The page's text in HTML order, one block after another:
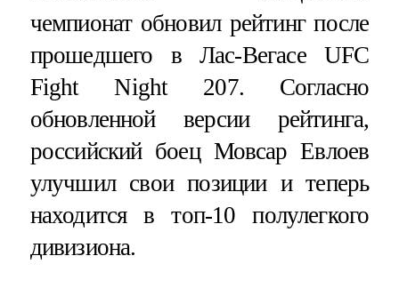
чемпионат обновил рейтинг после
прошедшего в Лас-Вегасе UFC
Fight Night 207. Согласно
обновленной версии рейтинга,
российский боец Мовсар Евлоев
улучшил свои позиции и теперь
находится в топ-10 полулегкого
дивизиона.